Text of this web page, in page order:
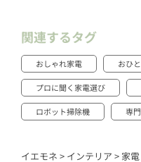
関連するタグ
おしゃれ家電 おひ
プロに聞く家電選び
ロボット掃除機 専
イエモネ > インテリア > 家電